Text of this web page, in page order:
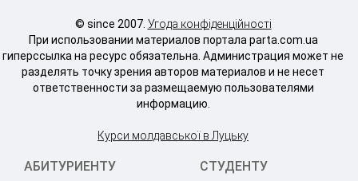
© since 2007. Угода конфіденційності
При использовании материалов портала parta.com.ua
гиперссылка на ресурс обязательна. Администрация может не
разделять точку зрения авторов материалов и не несет
ответственности за размещаемую пользователями
информацию.
Курси молдавської в Луцьку
АБИТУРИЕНТУ СТУДЕНТУ